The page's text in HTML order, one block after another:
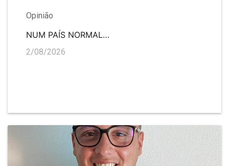
Opinião
NUM PAÍS NORMAL…
2/08/2026